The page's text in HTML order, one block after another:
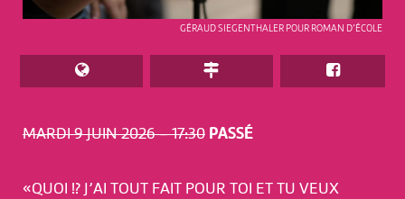
MARDI 9 JUIN 2026 – 17:30 PASSÉ
GÉRAUD SIEGENTHALER POUR ROMAN D’ÉCOLE
«QUOI !? J’AI TOUT FAIT POUR TOI ET TU VEUX